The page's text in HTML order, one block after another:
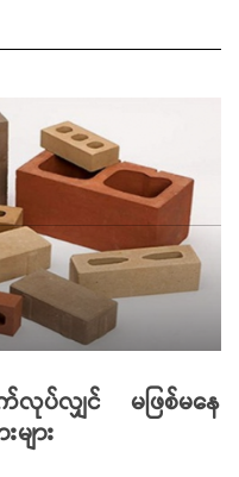
ပ်လျှင် မဖြစ်မနေ
ျား